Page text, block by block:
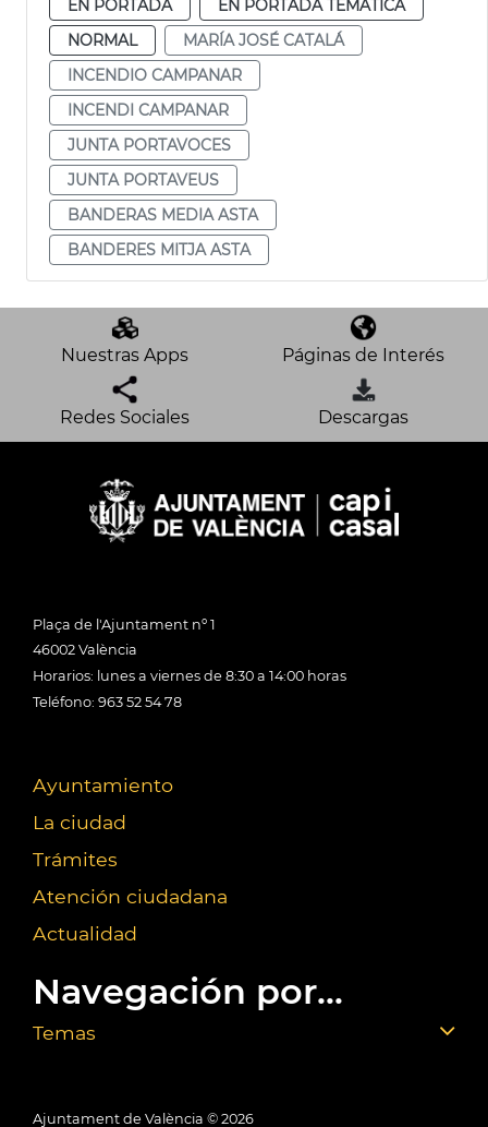
EN PORTADA
EN PORTADA TEMÁTICA
NORMAL
MARÍA JOSÉ CATALÁ
INCENDIO CAMPANAR
INCENDI CAMPANAR
JUNTA PORTAVOCES
JUNTA PORTAVEUS
BANDERAS MEDIA ASTA
BANDERES MITJA ASTA
Nuestras Apps Páginas de Interés
Redes Sociales Descargas
Plaça de l'Ajuntament nº 1
46002 València
Horarios: lunes a viernes de 8:30 a 14:00 horas
Teléfono: 963 52 54 78
Ayuntamiento
La ciudad
Trámites
Atención ciudadana
Actualidad
Navegación por...
Temas
Ajuntament de València © 2026